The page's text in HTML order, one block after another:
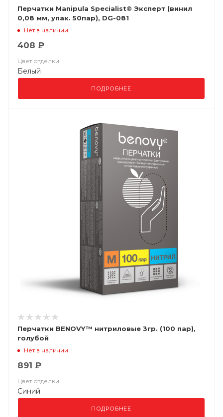
Перчатки Manipula Specialist® Эксперт (винил
0,08 мм, упак. 50пар), DG-081
Нет в наличии
408 ₽
Цвет отделки
Белый
ПОДРОБНЕЕ
Перчатки BENOVY™ нитриловые 3гр. (100 пар),
голубой
Нет в наличии
891 ₽
Цвет отделки
Синий
ПОДРОБНЕЕ